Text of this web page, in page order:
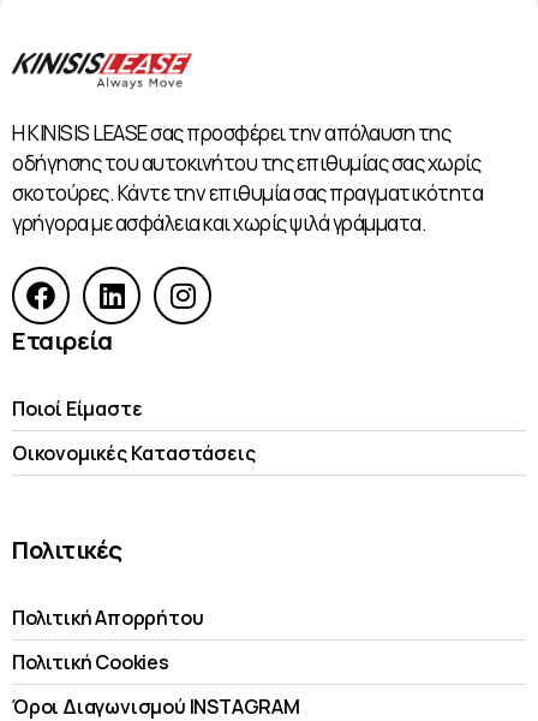
Η KINISIS LEASE σας προσφέρει την απόλαυση της
οδήγησης του αυτοκινήτου της επιθυμίας σας χωρίς
σκοτούρες. Κάντε την επιθυμία σας πραγματικότητα
γρήγορα με ασφάλεια και χωρίς ψιλά γράμματα.
Εταιρεία
Ποιοί Είμαστε
Οικονομικές Kαταστάσεις
Πολιτικές
Πολιτική Απορρήτου
Πολιτική Cookies
Όροι Διαγωνισμού INSTAGRAM